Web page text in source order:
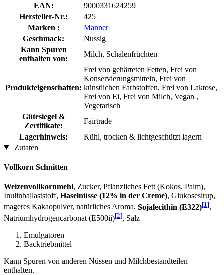
EAN:
9000331624259
Hersteller-Nr.:
425
Marken :
Manner
Geschmack:
Nussig
Kann Spuren
enthalten von:
Milch, Schalenfrüchten
Produkteigenschaften:
Frei von gehärteten Fetten, Frei von
Konservierungsmitteln, Frei von
künstlichen Farbstoffen, Frei von Laktose,
Frei von Ei, Frei von Milch, Vegan ,
Vegetarisch
Gütesiegel &
Zertifikate:
Fairtrade
Lagerhinweis:
Kühl, trocken & lichtgeschützt lagern
Zutaten
Vollkorn Schnitten
Weizenvollkornmehl, Zucker, Pflanzliches Fett (Kokos, Palm),
Inulinballaststoff, Haselnüsse (12% in der Creme), Glukosesirup,
mageres Kakaopulver, natürliches Aroma, Sojalecithin (E322)[1],
Natriumhydrogencarbonat (E500ii)[2], Salz
Emulgatoren
Backtriebmittel
Kann Spuren von anderen Nüssen und Milchbestandteilen
enthalten.